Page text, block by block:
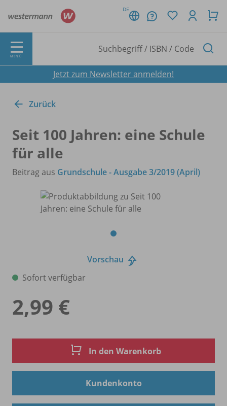
DE
MENÜ
Jetzt zum Newsletter anmelden!
Zurück
Seit 100 Jahren: eine Schule
für alle
Beitrag aus Grundschule - Ausgabe 3/2019 (April)
Vorschau
Sofort verfügbar
2,99 €
In den Warenkorb
Kundenkonto